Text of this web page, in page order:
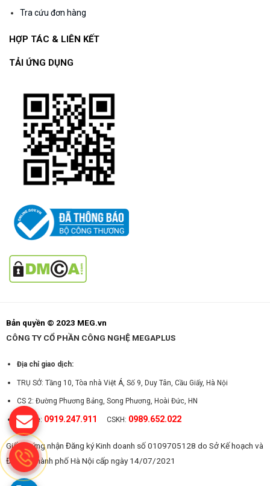
Tra cứu đơn hàng
HỢP TÁC & LIÊN KẾT
TẢI ỨNG DỤNG
Bản quyền © 2023 MEG.vn
CÔNG TY CỔ PHẦN CÔNG NGHỆ MEGAPLUS
Địa chỉ giao dịch:
TRỤ SỞ: Tầng 10, Tòa nhà Việt Á, Số 9, Duy Tân, Cầu Giấy, Hà Nội
CS 2: Đường Phương Bảng, Song Phương, Hoài Đức, HN
Hotline: 0919.247.911 CSKH: 0989.652.022
Giấy chứng nhận Đăng ký Kinh doanh số 0109705128 do Sở Kế hoạch và
Đầu tư Thành phố Hà Nội cấp ngày 14/07/2021